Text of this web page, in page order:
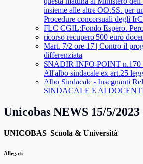
insieme alle altre OO.SS. per
Procedure concorsuali degli IrC
FLC CGIL:Fondo Espero.
ricorso recupero 500 euro
Mart. 7/2 ore 17 | Contro il
differenziata
SNADIR INFO-POINT n.170
All'albo sindacale ex art.25
Albo Sindacale - Insegnanti
SINDACALE E AI
Unicobas NEWS 15/5/2023
UNICOBAS Scuola & Università
Allegati